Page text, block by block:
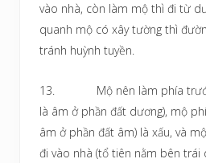
vào nhà, còn làm mộ thì đi từ
quanh mộ có xây tường thì
tránh huỳnh tuyền.
13. Mộ nên làm phía trước
là âm ở phần đất dương), mộ
âm ở phần đất âm) là xấu, và
đi vào nhà (tổ tiên nằm bên trái